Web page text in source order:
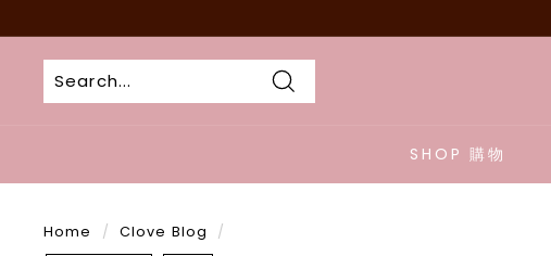
to
content
Search
SHOP 購物
Home / Clove Blog
/